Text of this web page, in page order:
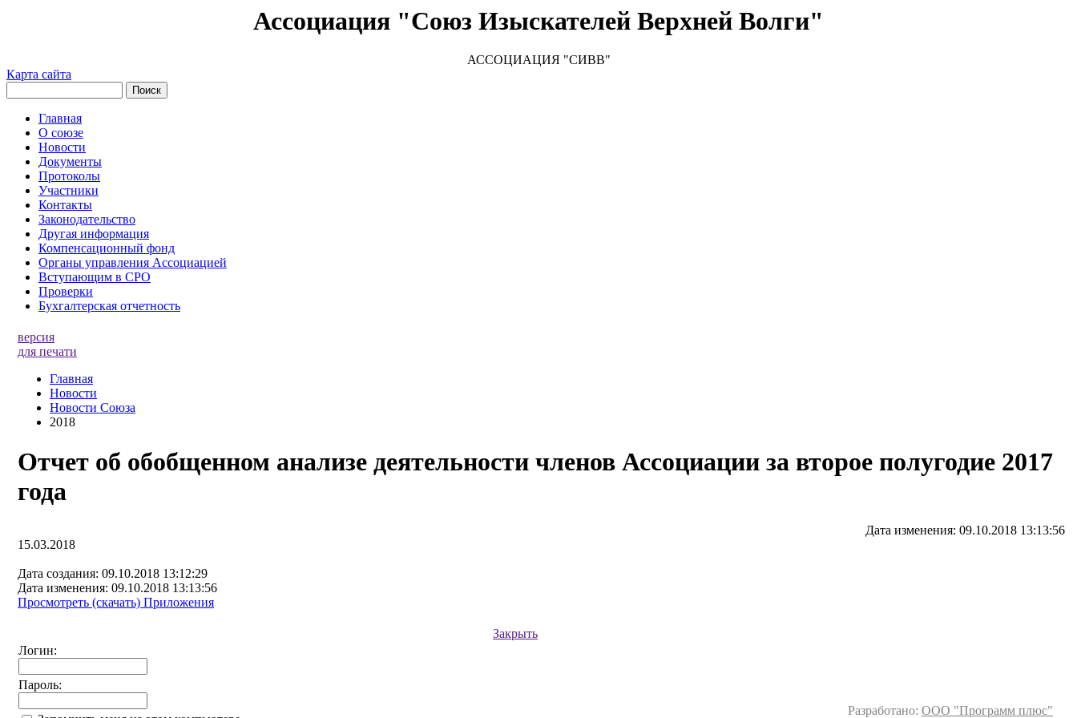
Ассоциация "Союз Изыскателей Верхней Волги"
АССОЦИАЦИЯ "СИВВ"
Карта сайта
Главная
О союзе
Новости
Документы
Протоколы
Участники
Контакты
Законодательство
Другая информация
Компенсационный фонд
Органы управления Ассоциацией
Вступающим в СРО
Проверки
Бухгалтерская отчетность
версия
для печати
Главная
Новости
Новости Союза
2018
Отчет об обобщенном анализе деятельности членов Ассоциации за второе полугодие 2017
года
Дата изменения: 09.10.2018 13:13:56
15.03.2018
Дата создания: 09.10.2018 13:12:29
Дата изменения: 09.10.2018 13:13:56
Просмотреть (скачать) Приложения
Закрыть
Логин:
Пароль:
Разработано: ООО "Программ плюс"